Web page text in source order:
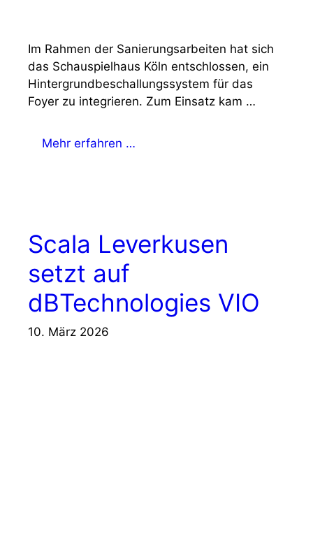
Im Rahmen der Sanierungsarbeiten hat sich
das Schauspielhaus Köln entschlossen, ein
Hintergrundbeschallungssystem für das
Foyer zu integrieren. Zum Einsatz kam …
Mehr erfahren …
Scala Leverkusen
setzt auf
dBTechnologies VIO
10. März 2026